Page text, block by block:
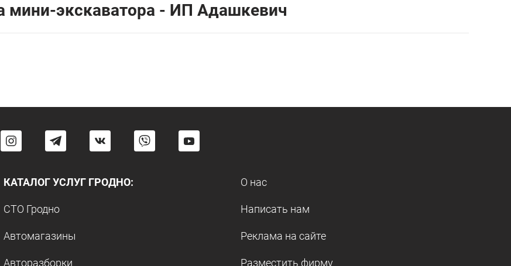
мини-экскаватора - ИП Адашкевич
КАТАЛОГ УСЛУГ ГРОДНО:
СТО Гродно
Автомагазины
Авторазборки
О нас
Написать нам
Реклама на сайте
Разместить фирму